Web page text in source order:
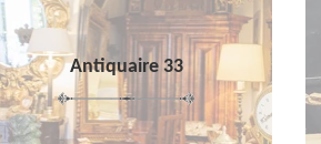
Antiquaire 33